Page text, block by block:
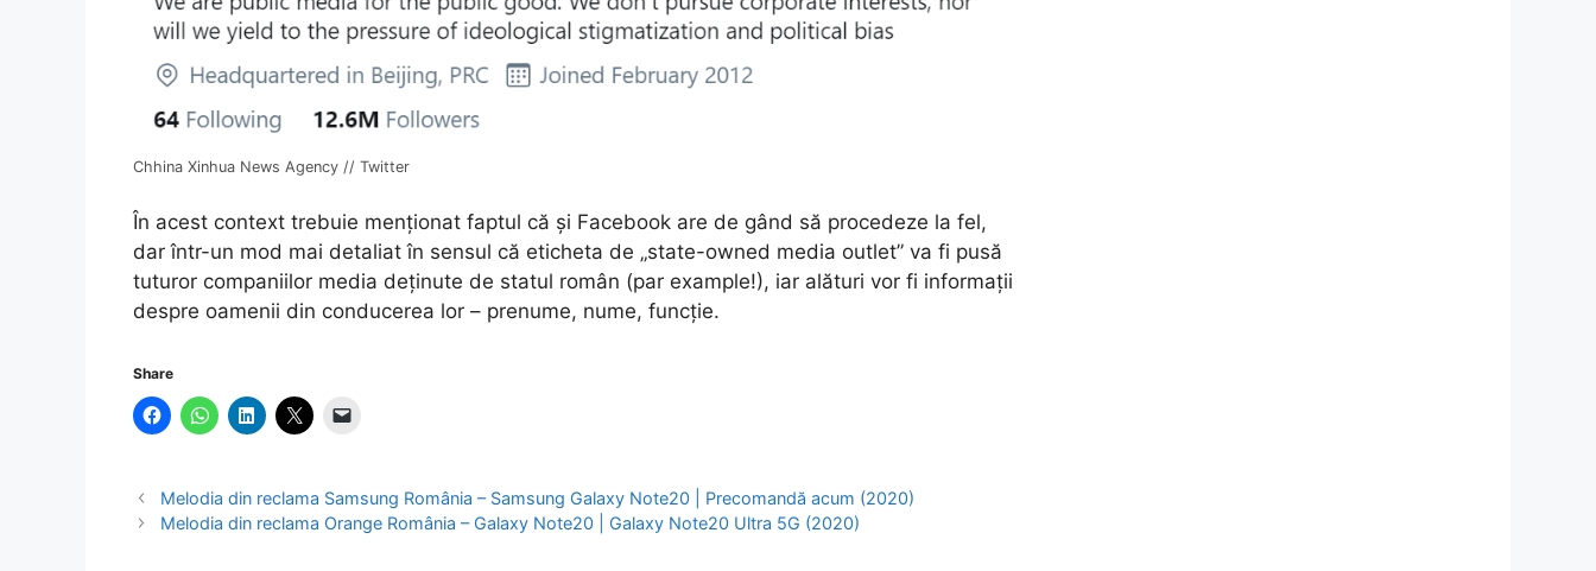
Chhina Xinhua News Agency // Twitter
În acest context trebuie menționat faptul că și Facebook are de gând să procedeze la fel,
dar într-un mod mai detaliat în sensul că eticheta de „state-owned media outlet” va fi pusă
tuturor companiilor media deținute de statul român (par example!), iar alături vor fi informații
despre oamenii din conducerea lor – prenume, nume, funcție.
Share
Melodia din reclama Samsung România – Samsung Galaxy Note20 | Precomandă acum (2020)
Melodia din reclama Orange România – Galaxy Note20 | Galaxy Note20 Ultra 5G (2020)